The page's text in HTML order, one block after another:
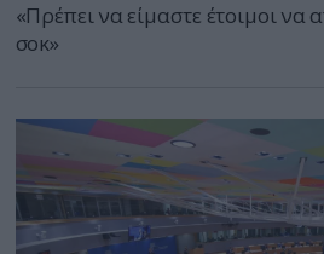
«Πρέπει να είμαστε έτοιμοι
σοκ»